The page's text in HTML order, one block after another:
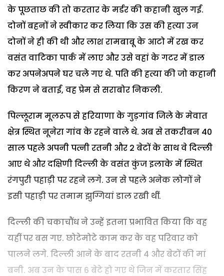
के पूछताछ की तो करतार के मर्डर की कहानी खुल गई.
दोनों बहनों ने स्वीकार कर लिया कि उस की हत्या उन
दोनों ने ही की थी और लाश रामबाबू के आटो में रख कर
वसंत वाटिका पार्क में लाए और उसे वहां के गटर में डाल
कर अपनेअपने घर चले गए थे. पति की हत्या की जो कहानी
किरण ने बताई, वह प्रेम से सराबोर निकली.
पिल्लूराम मूलरूप से हरियाणा के गुड़गांव जिले के मेवात
क्षेत्र स्थित नूनेरा गांव के रहने वाले थे. अब से तकरीबन 40
साल पहले अपनी पत्नी रतनी और 2 बेटों के साथ वे दिल्ली
आए थे और दक्षिणी दिल्ली के वसंत कुंज इलाके में स्थित
रंगपुरी पहाड़ी पर रहने लगे. उन से पहले अनेक लोगों ने
इसी पहाड़ी पर तमाम झुग्गियां डाल रखी थीं.
दिल्ली की चकाचौंध ने उन्हें इतना प्रभावित किया कि वह
यहीं पर बस गए. छोटेमोटे काम कर के वह परिवार को
पालने लगे. दिल्ली आने के बाद रतनी 4 और बेटों की मां
बनी. अब उन के पास 6 बेटे हो गए थे जिन में करतार सिंह